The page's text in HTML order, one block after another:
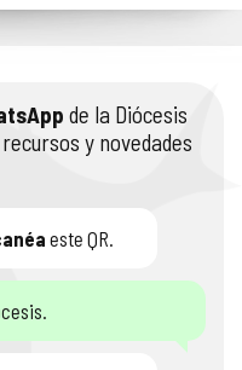
de la Diócesis
y novedades
este QR.